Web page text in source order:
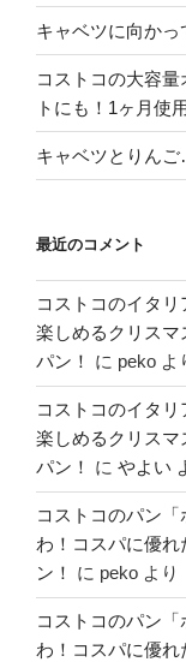
キャベツに向かっ
コストコの大容
トにも！1ヶ月使
キャベツとりん
最近のコメント
コストコのイタ
楽しめるクリス
パン！
に peko よ
コストコのイタ
楽しめるクリス
パン！
に やよい
コストコのパン
わ！コスパに優
ン！
に peko より
コストコのパン
わ！コスパに優